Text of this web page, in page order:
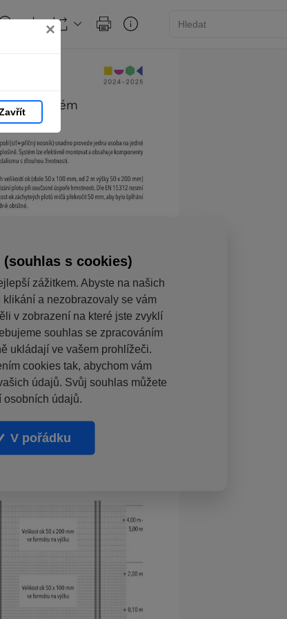
×
s cookies)
zážitkem. Abyste na našich
a nezobrazovaly se vám
v zobrazení na které jste zvyklí
souhlas se zpracováním
ukládají ve vašem prohlížeči.
cookies tak, abychom vám
údajů. Svůj souhlas můžete
osobních údajů.
V pořádku